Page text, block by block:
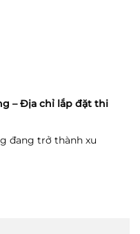
– Địa chỉ lắp đặt thi
đang trở thành xu